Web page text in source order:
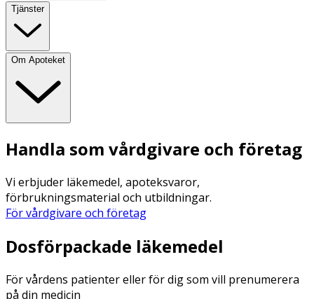
Tjänster
Om Apoteket
Handla som vårdgivare och företag
Vi erbjuder läkemedel, apoteksvaror,
förbrukningsmaterial och utbildningar.
För vårdgivare och företag
Dosförpackade läkemedel
För vårdens patienter eller för dig som vill prenumerera
på din medicin